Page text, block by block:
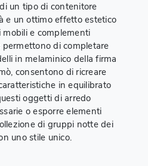
un tipo di contenitore
e un ottimo effetto estetico
e complementi
di completare
in melaminico della firma
consentono di ricreare
in equilibrato
oggetti di arredo
o esporre elementi
di gruppi notte dei
uno stile unico.